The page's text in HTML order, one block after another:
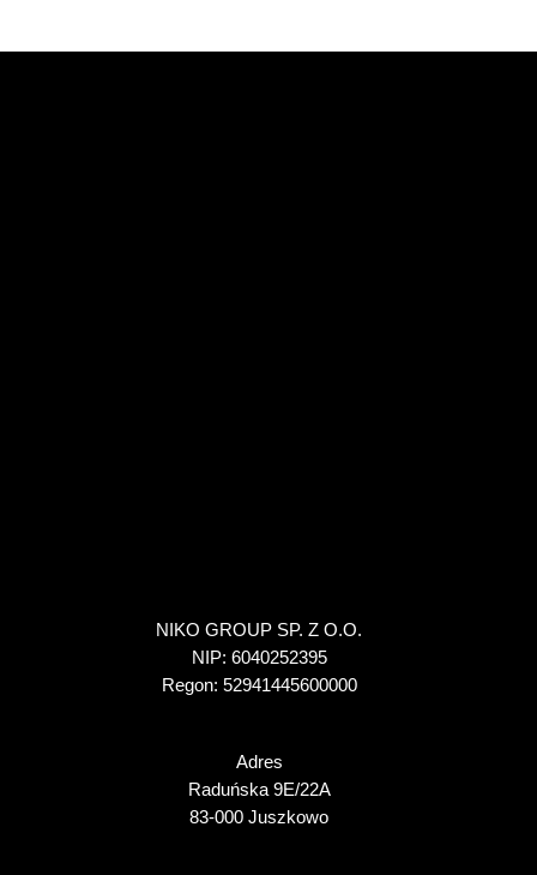
NIKO GROUP SP. Z O.O.
NIP: 6040252395
Regon: 52941445600000
Adres
Raduńska 9E/22A
83-000 Juszkowo